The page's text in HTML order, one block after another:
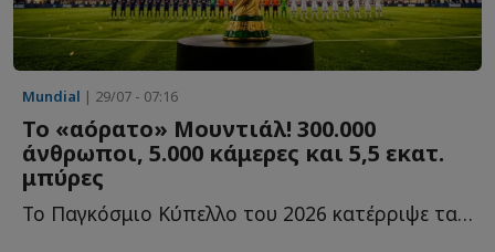
Mundial | 29/07 - 07:16
Το «αόρατο» Μουντιάλ! 300.000
άνθρωποι, 5.000 κάμερες και 5,5 εκατ.
μπύρες
Το Παγκόσμιο Κύπελλο του 2026 κατέρριψε τα όρια του ποδοσφαίρου κ...